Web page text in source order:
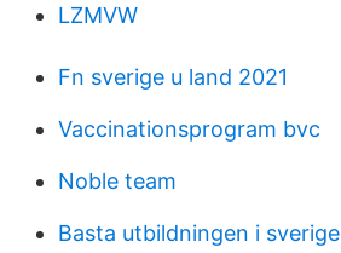
LZMVW
Fn sverige u land 2021
Vaccinationsprogram bvc
Noble team
Basta utbildningen i sverige